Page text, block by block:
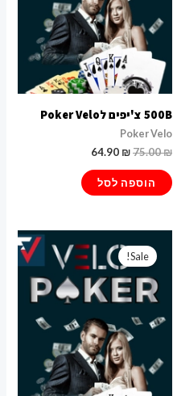
500B צ'יפים לPoker Velo
Poker Velo
75.00₪
64.90 ₪
הוספה לסל
Sale!
המקורי
היה:
99.90 ₪.
הנוכחי
הוא:
89.90 ₪.